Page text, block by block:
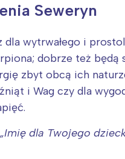
Seweryn
wytrwałego i
dobrze też będą
zbyt obcą ich
i Wag czy dla
dla Twojego